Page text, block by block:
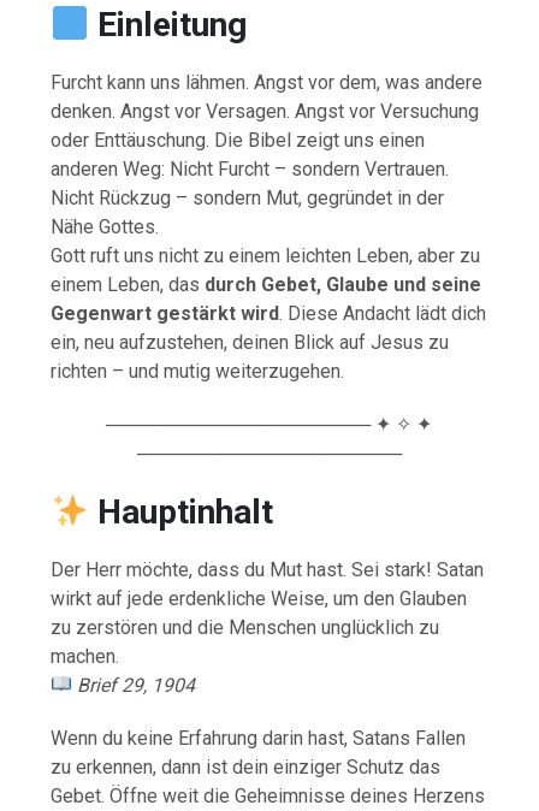
Einleitung
Furcht kann uns lähmen. Angst vor dem, was andere
denken. Angst vor Versagen. Angst vor Versuchung
oder Enttäuschung. Die Bibel zeigt uns einen
anderen Weg: Nicht Furcht – sondern Vertrauen.
Nicht Rückzug – sondern Mut, gegründet in der
Nähe Gottes.
Gott ruft uns nicht zu einem leichten Leben, aber zu
einem Leben, das durch Gebet, Glaube und seine
Gegenwart gestärkt wird. Diese Andacht lädt dich
ein, neu aufzustehen, deinen Blick auf Jesus zu
richten – und mutig weiterzugehen.
──────────────────── ✦ ✧ ✦
────────────────────
Hauptinhalt
Der Herr möchte, dass du Mut hast. Sei stark! Satan
wirkt auf jede erdenkliche Weise, um den Glauben
zu zerstören und die Menschen unglücklich zu
machen.
Brief 29, 1904
Wenn du keine Erfahrung darin hast, Satans Fallen
zu erkennen, dann ist dein einziger Schutz das
Gebet. Öffne weit die Geheimnisse deines Herzens